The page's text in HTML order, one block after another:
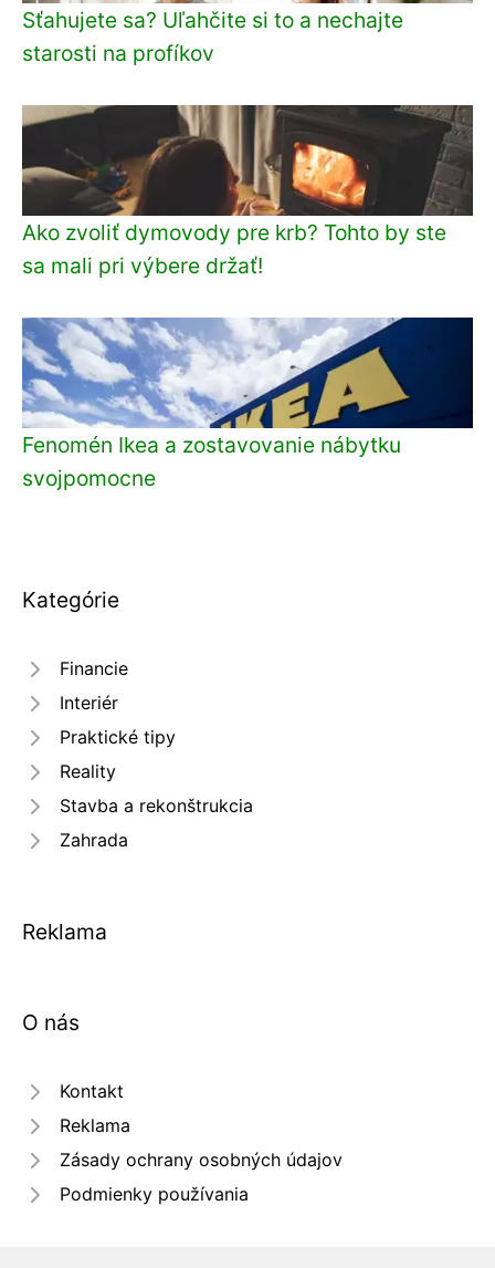
Sťahujete sa? Uľahčite si to a nechajte
starosti na profíkov
Ako zvoliť dymovody pre krb? Tohto by ste
sa mali pri výbere držať!
Fenomén Ikea a zostavovanie nábytku
svojpomocne
Kategórie
Financie
Interiér
Praktické tipy
Reality
Stavba a rekonštrukcia
Zahrada
Reklama
O nás
Kontakt
Reklama
Zásady ochrany osobných údajov
Podmienky používania